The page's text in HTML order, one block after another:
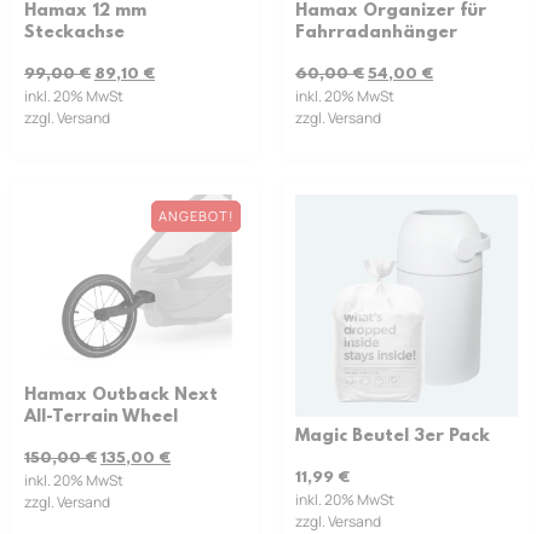
Hamax 12 mm
Steckachse
99,00€ 89,10 €
inkl. 20% MwSt
zzgl. Versand
Hamax Organizer für
Fahrradanhänger
60,00€ 54,00 €
inkl. 20% MwSt
zzgl. Versand
ANGEBOT!
Hamax Outback Next
All-Terrain Wheel
150,00€ 135,00 €
inkl. 20% MwSt
zzgl. Versand
Magic Beutel 3er Pack
11,99 €
inkl. 20% MwSt
zzgl. Versand